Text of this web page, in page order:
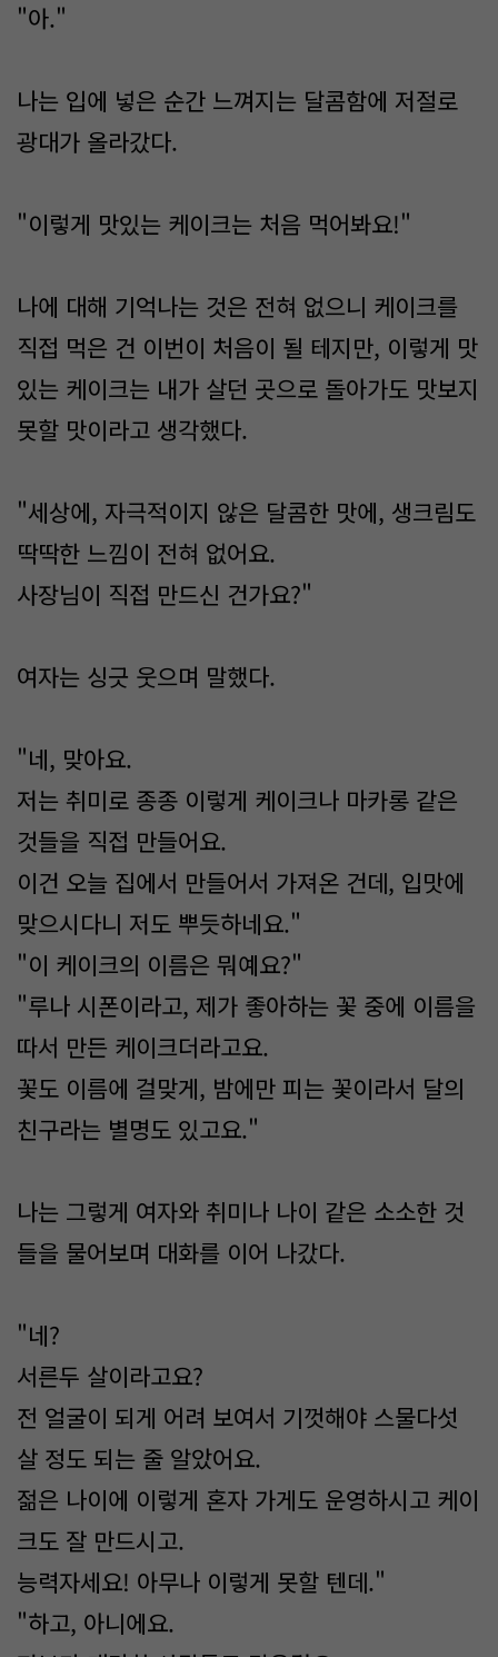
"아."
나는 입에 넣은 순간 느껴지는 달콤함에 저절로
광대가 올라갔다.
"이렇게 맛있는 케이크는 처음 먹어봐요!"
나에 대해 기억나는 것은 전혀 없으니 케이크를
직접 먹은 건 이번이 처음이 될 테지만, 이렇게 맛
있는 케이크는 내가 살던 곳으로 돌아가도 맛보지
못할 맛이라고 생각했다.
"세상에, 자극적이지 않은 달콤한 맛에, 생크림도
딱딱한 느낌이 전혀 없어요.
사장님이 직접 만드신 건가요?"
여자는 싱긋 웃으며 말했다.
"네, 맞아요.
저는 취미로 종종 이렇게 케이크나 마카롱 같은
것들을 직접 만들어요.
이건 오늘 집에서 만들어서 가져온 건데, 입맛에
맞으시다니 저도 뿌듯하네요."
"이 케이크의 이름은 뭐예요?"
"루나 시폰이라고, 제가 좋아하는 꽃 중에 이름을
따서 만든 케이크더라고요.
꽃도 이름에 걸맞게, 밤에만 피는 꽃이라서 달의
친구라는 별명도 있고요."
나는 그렇게 여자와 취미나 나이 같은 소소한 것
들을 물어보며 대화를 이어 나갔다.
"네?
서른두 살이라고요?
전 얼굴이 되게 어려 보여서 기껏해야 스물다섯
살 정도 되는 줄 알았어요.
젊은 나이에 이렇게 혼자 가게도 운영하시고 케이
크도 잘 만드시고.
능력자세요! 아무나 이렇게 못할 텐데."
"하고, 아니에요.